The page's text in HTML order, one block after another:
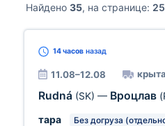
Найдено 35, на странице: 25
14 часов назад
11.08–12.08
Rudná (SK) — Вроцлав
тара
Без догруза